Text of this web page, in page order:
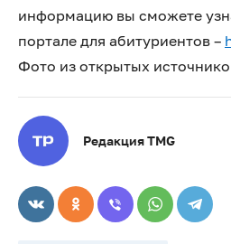
информацию вы сможете
портале для абитуриентов –
Фото из открытых
Редакция TMG